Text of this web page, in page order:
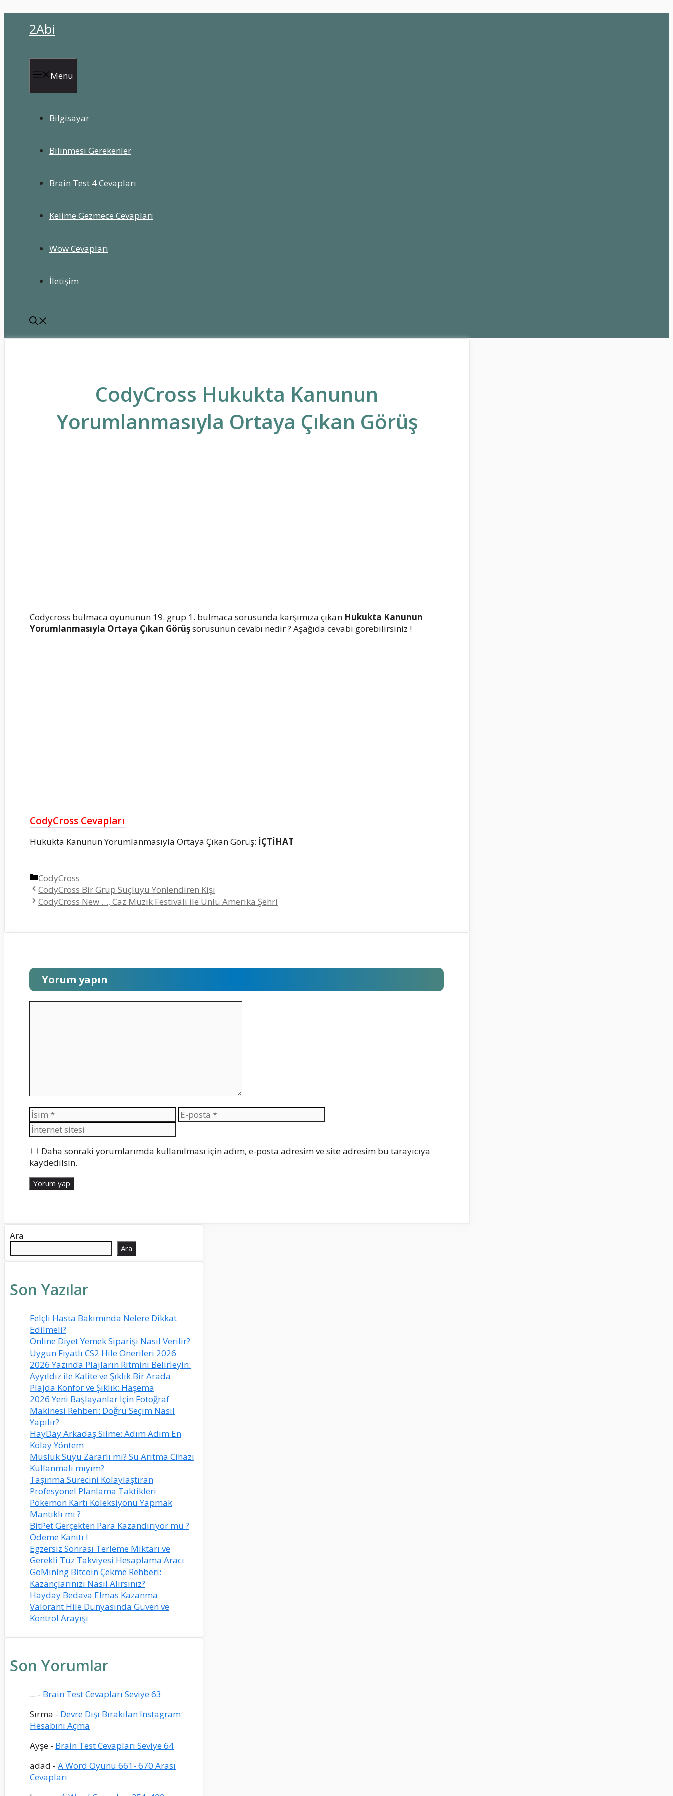
2Abi
Menu
Bilgisayar
Bilinmesi Gerekenler
Brain Test 4 Cevapları
Kelime Gezmece Cevapları
Wow Cevapları
İletişim
CodyCross Hukukta Kanunun
Yorumlanmasıyla Ortaya Çıkan Görüş
Codycross bulmaca oyununun 19. grup 1. bulmaca sorusunda karşımıza çıkan Hukukta Kanunun
Yorumlanmasıyla Ortaya Çıkan Görüşsorusunun cevabı nedir ? Aşağıda cevabı görebilirsiniz !
CodyCross Cevapları
Hukukta Kanunun Yorumlanmasıyla Ortaya Çıkan Görüş: İÇTİHAT
Kategoriler
CodyCross
CodyCross Bir Grup Suçluyu Yönlendiren Kişi
CodyCross New …, Caz Müzik Festivali ile Ünlü Amerika Şehri
Yorum yapın
İsim
E-
posta
sitesi
Daha sonraki yorumlarımda kullanılması için adım, e-posta adresim ve site adresim bu tarayıcıya
kaydedilsin.
Ara
Ara
Son Yazılar
Felçli Hasta Bakımında Nelere Dikkat
Edilmeli?
Online Diyet Yemek Siparişi Nasıl Verilir?
Uygun Fiyatlı CS2 Hile Önerileri 2026
2026 Yazında Plajların Ritmini Belirleyin:
Ayyıldız ile Kalite ve Şıklık Bir Arada
Plajda Konfor ve Şıklık: Haşema
2026 Yeni Başlayanlar İçin Fotoğraf
Makinesi Rehberi: Doğru Seçim Nasıl
Yapılır?
HayDay Arkadaş Silme: Adım Adım En
Kolay Yöntem
Musluk Suyu Zararlı mı? Su Arıtma Cihazı
Kullanmalı mıyım?
Taşınma Sürecini Kolaylaştıran
Profesyonel Planlama Taktikleri
Pokemon Kartı Koleksiyonu Yapmak
Mantıklı mı ?
BitPet Gerçekten Para Kazandırıyor mu ?
Ödeme Kanıtı !
Egzersiz Sonrası Terleme Miktarı ve
Gerekli Tuz Takviyesi Hesaplama Aracı
GoMining Bitcoin Çekme Rehberi:
Kazançlarınızı Nasıl Alırsınız?
Hayday Bedava Elmas Kazanma
Valorant Hile Dünyasında Güven ve
Kontrol Arayışı
Son Yorumlar
... - Brain Test Cevapları Seviye 63
Sırma - Devre Dışı Bırakılan Instagram
Hesabını Açma
Ayşe - Brain Test Cevapları Seviye 64
adad - A Word Oyunu 661- 670 Arası
Cevapları